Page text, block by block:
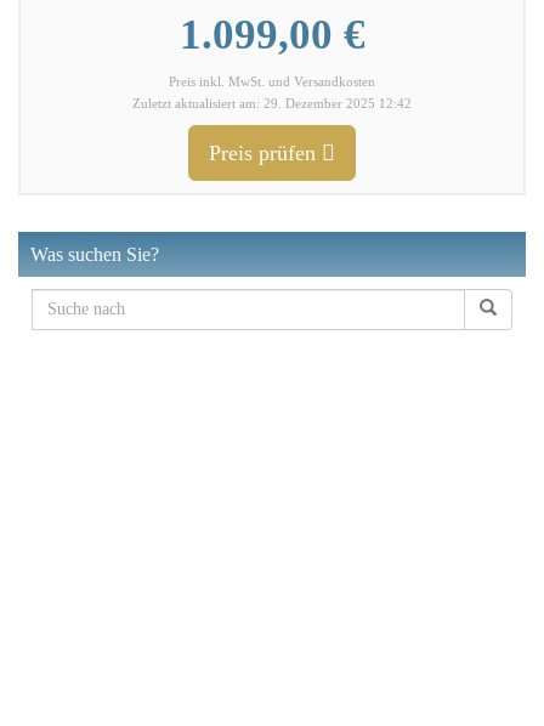
1.099,00 €
Preis inkl. MwSt. und Versandkosten
Zuletzt aktualisiert am: 29. Dezember 2025 12:42
Preis prüfen
Was suchen Sie?